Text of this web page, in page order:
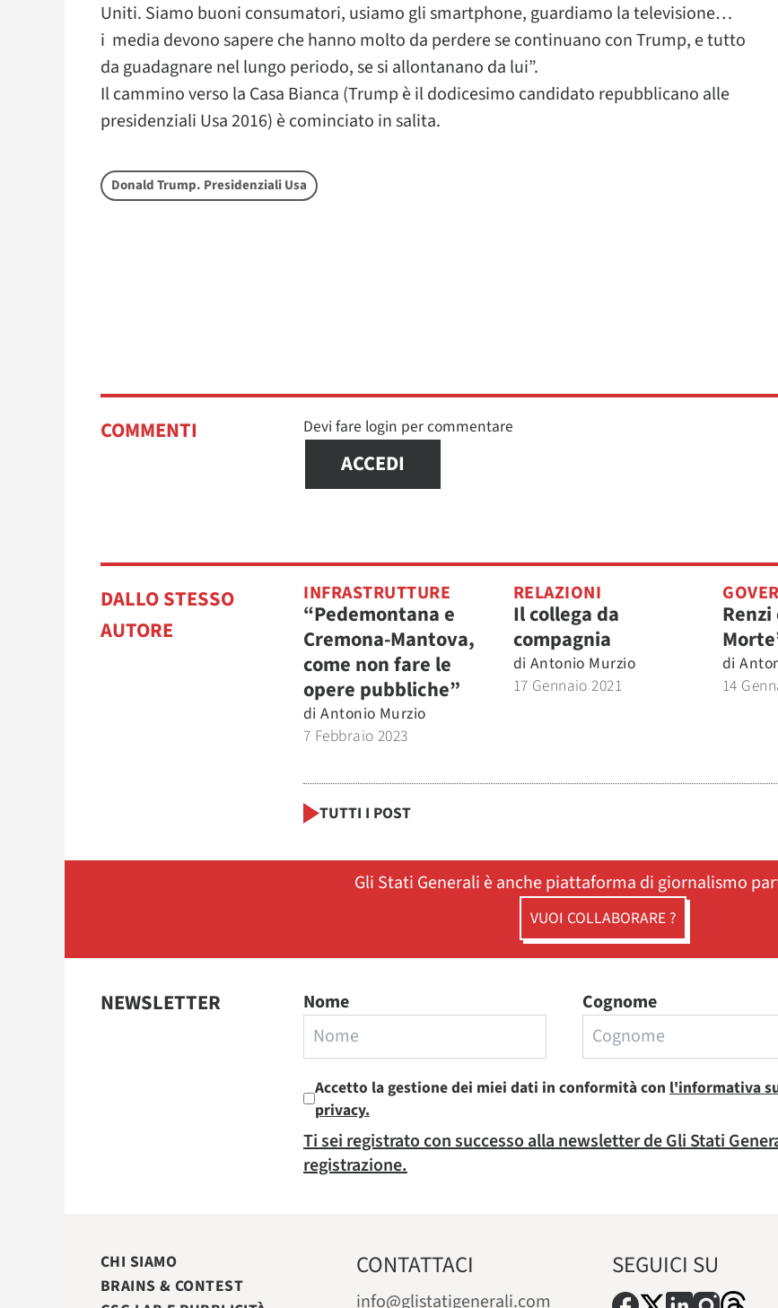
Uniti. Siamo buoni consumatori, usiamo gli smartphone, guardiamo la televisione…
i media devono sapere che hanno molto da perdere se continuano con Trump, e tutto
da guadagnare nel lungo periodo, se si allontanano da lui”.
Il cammino verso la Casa Bianca (Trump è il dodicesimo candidato repubblicano alle
presidenziali Usa 2016) è cominciato in salita.
Donald Trump. Presidenziali Usa
COMMENTI Devi fare login per commentare
ACCEDI
DALLO STESSO
AUTORE
INFRASTRUTTURE
“Pedemontana e
Cremona-Mantova,
come non fare le
opere pubbliche”
di Antonio Murzio
7 Febbraio 2023
RELAZIONI
Il collega da
compagnia
di Antonio Murzio
17 Gennaio 2021
Renzi
di
14
TUTTI I POST
Gli Stati Generali è anche piattaforma di giornalismo
VUOI COLLABORARE ?
NEWSLETTER Nome Cognome
Accetto la gestione dei miei dati in conformità con l'informativa
privacy.
Ti sei registrato con successo alla newsletter de Gli Stati
registrazione.
CHI SIAMO
BRAINS & CONTEST
CONTATTACI
info@glistatigenerali.com
SEGUICI SU